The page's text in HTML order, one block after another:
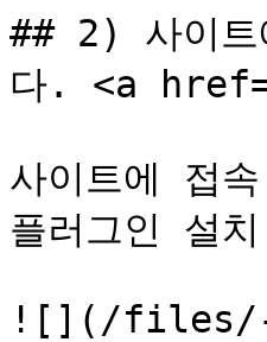
## 2) 사이트
다. <a
사이트에 접
플러그인 설
![](/files/-